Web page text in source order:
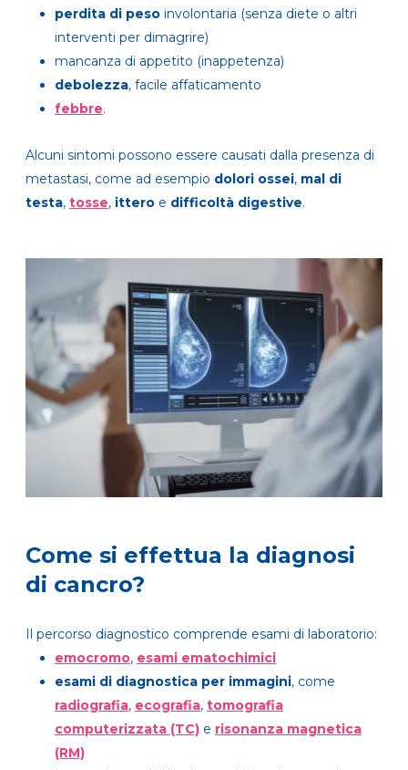
perdita di peso involontaria (senza diete o altri
interventi per dimagrire)
mancanza di appetito (inappetenza)
debolezza, facile affaticamento
febbre.
Alcuni sintomi possono essere causati dalla presenza di
metastasi, come ad esempio dolori ossei, mal di
testa, tosse, ittero e difficoltà digestive.
Come si effettua la diagnosi
di cancro?
Il percorso diagnostico comprende esami di laboratorio:
emocromo, esami ematochimici
esami di diagnostica per immagini, come
radiografia, ecografia, tomografia
computerizzata (TC) e risonanza magnetica
(RM)